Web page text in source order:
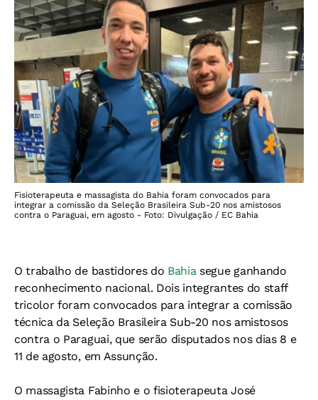
Fisioterapeuta e massagista do Bahia foram convocados para
integrar a comissão da Seleção Brasileira Sub-20 nos amistosos
contra o Paraguai, em agosto - Foto: Divulgação / EC Bahia
O trabalho de bastidores do Bahiasegue ganhando
reconhecimento nacional. Dois integrantes do staff
tricolor foram convocados para integrar a comissão
técnica da Seleção Brasileira Sub-20 nos amistosos
contra o Paraguai, que serão disputados nos dias 8 e
11 de agosto, em Assunção.
O massagista Fabinho e o fisioterapeuta José